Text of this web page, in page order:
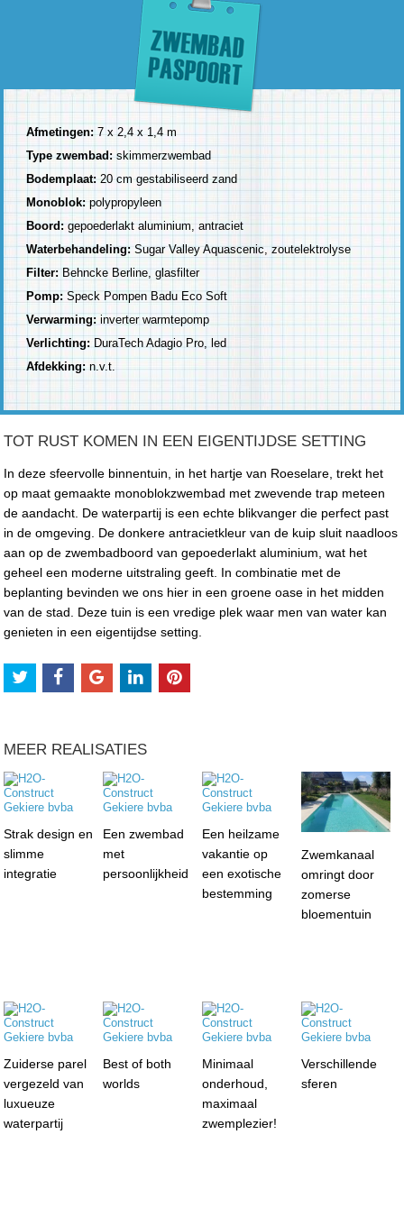
Afmetingen:7 x 2,4 x 1,4 m
Type zwembad:skimmerzwembad
Bodemplaat: 20 cm gestabiliseerd zand
Monoblok:polypropyleen
Boord:gepoederlakt aluminium, antraciet
Waterbehandeling:Sugar Valley Aquascenic, zoutelektrolyse
Filter: Behncke Berline, glasfilter
Pomp:Speck Pompen Badu Eco Soft
Verwarming:inverter warmtepomp
Verlichting: DuraTech Adagio Pro, led
Afdekking:n.v.t.
TOT RUST KOMEN IN EEN EIGENTIJDSE SETTING
In deze sfeervolle binnentuin, in het hartje van Roeselare, trekt het
op maat gemaakte monoblokzwembad met zwevende trap meteen
de aandacht. De waterpartij is een echte blikvanger die perfect past
in de omgeving. De donkere antracietkleur van de kuip sluit naadloos
aan op de zwembadboord van gepoederlakt aluminium, wat het
geheel een moderne uitstraling geeft. In combinatie met de
beplanting bevinden we ons hier in een groene oase in het midden
van de stad. Deze tuin is een vredige plek waar men van water kan
genieten in een eigentijdse setting.
MEER REALISATIES
Strak design en
slimme
integratie
Een zwembad
met
persoonlijkheid
Een heilzame
vakantie op
een exotische
bestemming
Zwemkanaal
omringt door
zomerse
bloementuin
Zuiderse parel
vergezeld van
luxueuze
waterpartij
Best of both
worlds
Minimaal
onderhoud,
maximaal
zwemplezier!
Verschillende
sferen